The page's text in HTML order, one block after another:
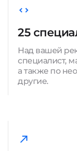
25
Над вашей
специалист,
а также по
другие.